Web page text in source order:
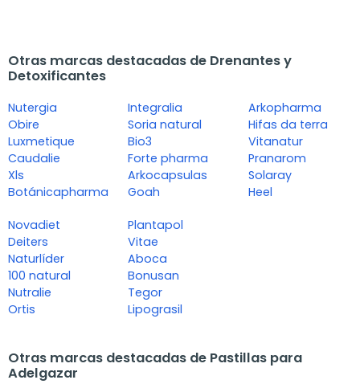
Otras marcas destacadas de Drenantes y
Detoxificantes
Nutergia
Obire
Luxmetique
Caudalie
Xls
Botánicapharma
Integralia
Soria natural
Bio3
Forte pharma
Arkocapsulas
Goah
Arkopharma
Hifas da terra
Vitanatur
Pranarom
Solaray
Heel
Novadiet
Deiters
Naturlíder
100 natural
Nutralie
Ortis
Plantapol
Vitae
Aboca
Bonusan
Tegor
Lipograsil
Otras marcas destacadas de Pastillas para
Adelgazar